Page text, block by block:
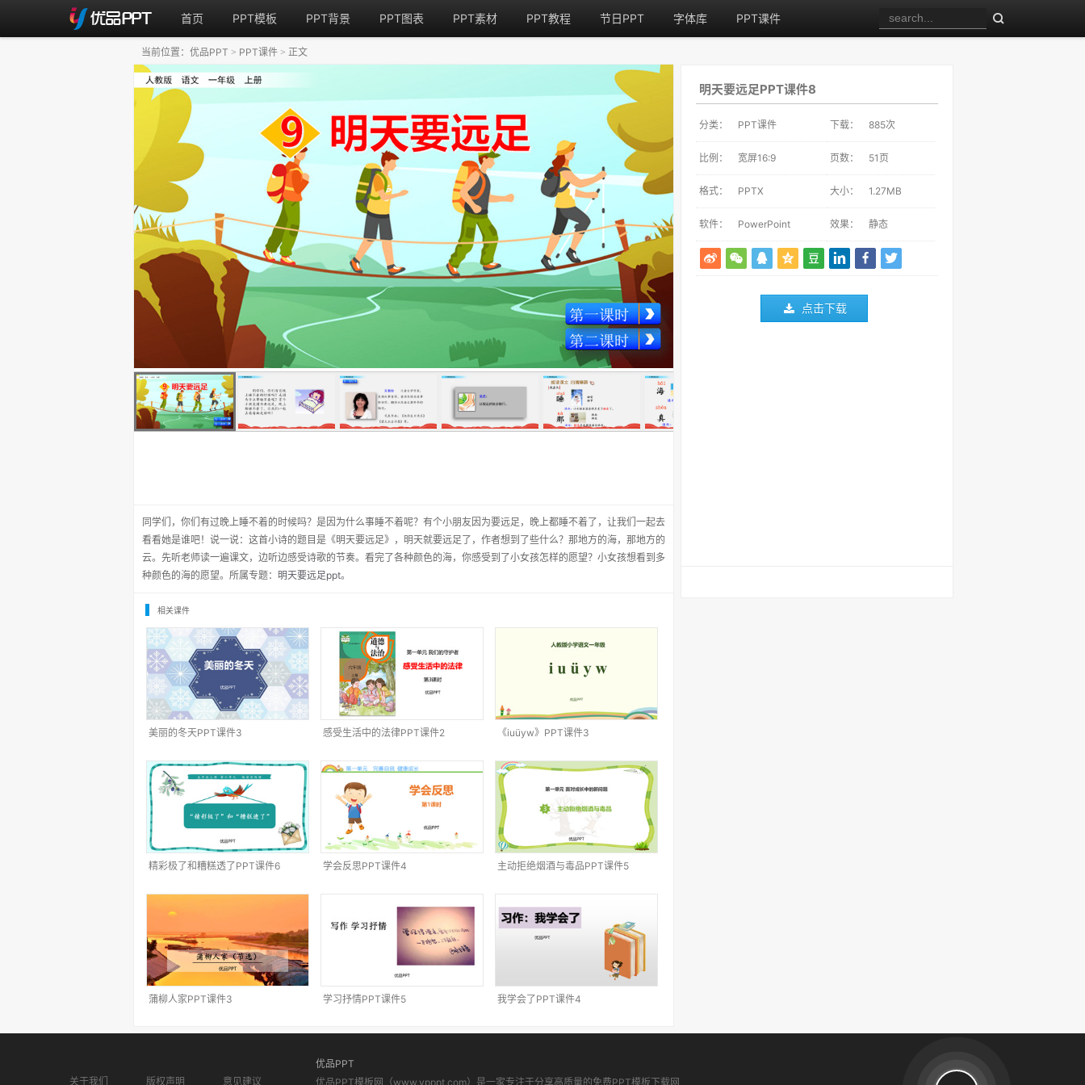
首页 PPT模板 PPT背景 PPT图表 PPT素材 PPT教程 节日PPT 字体库 PPT课件
明天要远足PPT课件8
分类： PPT课件 下载： 885次
比例： 宽屏16:9 页数： 51页
格式： PPTX 大小： 1.27MB
软件： PowerPoint 效果： 静态
点击下载
同学们，你们有过晚上睡不着的时候吗？是因为什么事睡不着呢？有个小朋友因为要远足，晚上都睡不着了，让我们一起去
看看她是谁吧！说一说：这首小诗的题目是《明天要远足》，明天就要远足了，作者想到了些什么？那地方的海，那地方的
云。先听老师读一遍课文，边听边感受诗歌的节奏。看完了各种颜色的海，你感受到了小女孩怎样的愿望？小女孩想看到多
种颜色的海的愿望。所属专题： 明天要远足ppt。
当前位置： 优品PPT > PPT课件 > 正文
相关课件
美丽的冬天PPT课件3 感受生活中的法律PPT课件2 《iuüyw》PPT课件3
精彩极了和糟糕透了PPT课件6 学会反思PPT课件4 主动拒绝烟酒与毒品PPT课件5
蒲柳人家PPT课件3 学习抒情PPT课件5 我学会了PPT课件4
关于我们 版权声明 意见建议
优品PPT
优品PPT模板网（www.ypppt.com）是一家专注于分享高质量的免费PPT模板下载网